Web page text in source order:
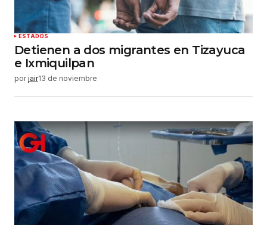
Enviar comentario
ESTADOS
Detienen a dos migrantes en Tizayuca
e Ixmiquilpan
por jair13 de noviembre